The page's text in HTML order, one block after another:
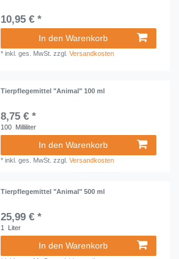
10,95 € *
In den Warenkorb
*inkl. ges. MwSt. zzgl.Versandkosten
Tierpflegemittel "Animal" 100 ml
8,75 € *
100 Milliliter
In den Warenkorb
*inkl. ges. MwSt. zzgl.Versandkosten
Tierpflegemittel "Animal" 500 ml
25,99 € *
1 Liter
In den Warenkorb